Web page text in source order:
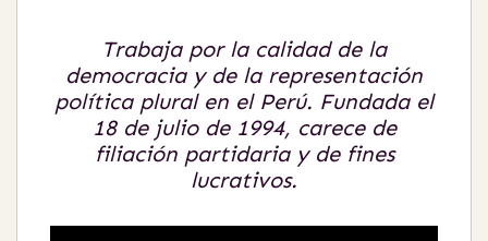
Trabaja por la calidad de la
democracia y de la representación
política plural en el Perú. Fundada el
18 de julio de 1994, carece de
filiación partidaria y de fines
lucrativos.